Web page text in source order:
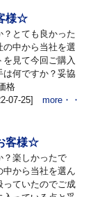
様☆
？とても良かった
中から当社を選
見て今回ご購入
は何ですか？妥協
格
07-25] more・・
客様☆
？楽しかったで
から当社を選ん
っていたのでご成